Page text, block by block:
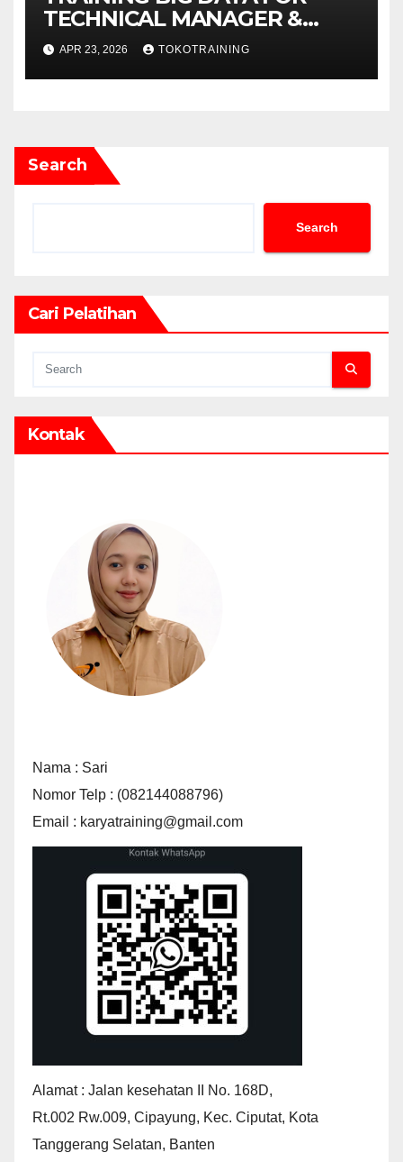
TECHNICAL MANAGER &
DECISION MAKERS
APR 23, 2026 TOKOTRAINING
Search
Search
Cari Pelatihan
Kontak
Nama : Sari
Nomor Telp : (082144088796)
Email : karyatraining@gmail.com
Alamat : Jalan kesehatan II No. 168D,
Rt.002 Rw.009, Cipayung, Kec. Ciputat, Kota
Tanggerang Selatan, Banten